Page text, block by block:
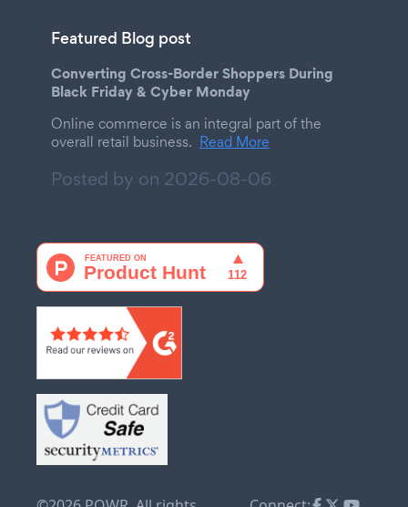
Featured Blog post
Converting Cross-Border Shoppers During
Black Friday & Cyber Monday
Online commerce is an integral part of the
overall retail business. Read More
Posted by on 2026-08-06